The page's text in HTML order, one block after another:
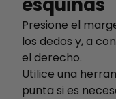
Presione el
los dedos y, a
el derecho.
Utilice una
punta si es